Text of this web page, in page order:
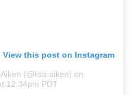
View this post on Instagram
(@lisa.aiken) on
12:34pm PDT